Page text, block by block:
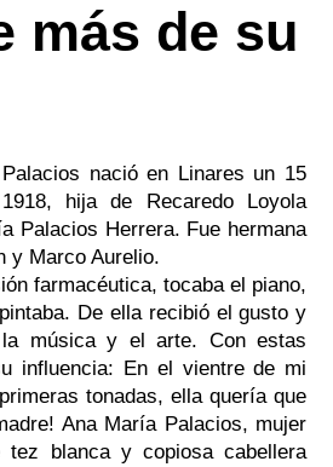
más de su
nació en Linares un 15
hija de Recaredo Loyola
Palacios Herrera. Fue hermana
y Marco Aurelio.
farmacéutica, tocaba el piano,
De ella recibió el gusto y
la música y el arte. Con estas
influencia: En el vientre de mi
tonadas, ella quería que
Ana María Palacios, mujer
tez blanca y copiosa cabellera